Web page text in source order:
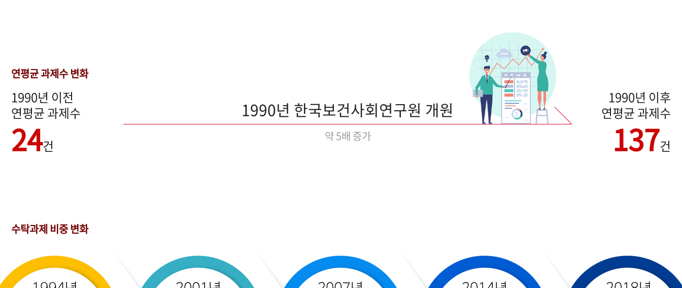
연평균 과제수 변화
1990년 이전
연평균 과제수
24건
1990년 한국보건사회연구원 개원
약 5배 증가
1990년 이후
연평균 과제수
137건
수탁과제 비중 변화